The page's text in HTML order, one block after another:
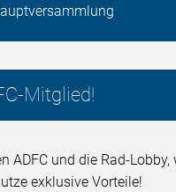
Mitglied!
ADFC und die Rad-Lobby,
exklusive Vorteile!